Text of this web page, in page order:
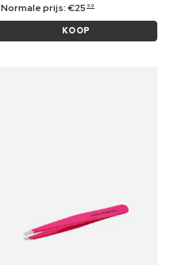
Normale prijs:€25 99
KOOP